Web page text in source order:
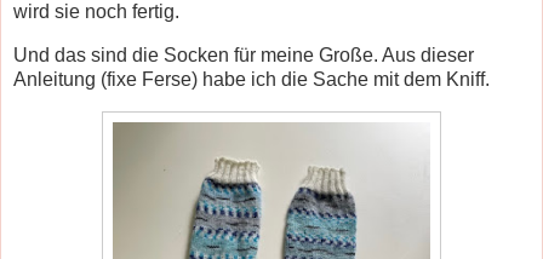
wird sie noch fertig.
Und das sind die Socken für meine Große. Aus dieser
Anleitung (fixe Ferse) habe ich die Sache mit dem Kniff.